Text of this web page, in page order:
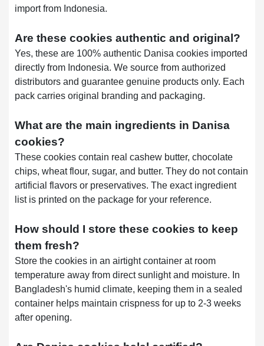
import from Indonesia.
Are these cookies authentic and original?
Yes, these are 100% authentic Danisa cookies imported
directly from Indonesia. We source from authorized
distributors and guarantee genuine products only. Each
pack carries original branding and packaging.
What are the main ingredients in Danisa
cookies?
These cookies contain real cashew butter, chocolate
chips, wheat flour, sugar, and butter. They do not contain
artificial flavors or preservatives. The exact ingredient
list is printed on the package for your reference.
How should I store these cookies to keep
them fresh?
Store the cookies in an airtight container at room
temperature away from direct sunlight and moisture. In
Bangladesh's humid climate, keeping them in a sealed
container helps maintain crispness for up to 2-3 weeks
after opening.